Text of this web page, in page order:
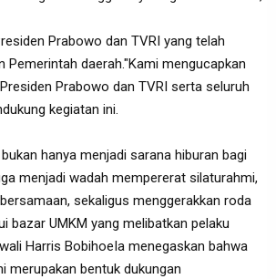
Prabowo dan TVRI yang telah
Pemerintah daerah.‎"Kami mengucapkan
Prabowo dan TVRI serta seluruh
kegiatan ini.
hanya menjadi sarana hiburan bagi
menjadi wadah mempererat silaturahmi,
sekaligus menggerakkan roda
bazar UMKM yang melibatkan pelaku
Harris BobihoeIa menegaskan bahwa
merupakan bentuk dukungan